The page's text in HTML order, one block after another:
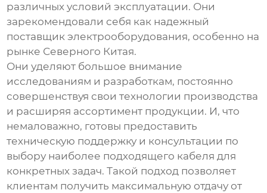
различных условий эксплуатации. Они
зарекомендовали себя как надежный
поставщикэлектрооборудования, особенно на
рынке Северного Китая.
Они уделяют большое внимание
исследованиям и разработкам, постоянно
совершенствуя свои технологии производства
и расширяя ассортимент продукции. И, что
немаловажно, готовы предоставить
техническую поддержку и консультации по
выбору наиболее подходящего кабеля для
конкретных задач. Такой подход позволяет
клиентам получить максимальную отдачу от